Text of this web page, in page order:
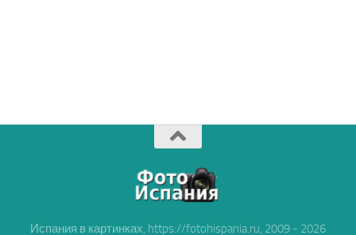
Испания в картинках, https://fotohispania.ru, 2009 - 2026